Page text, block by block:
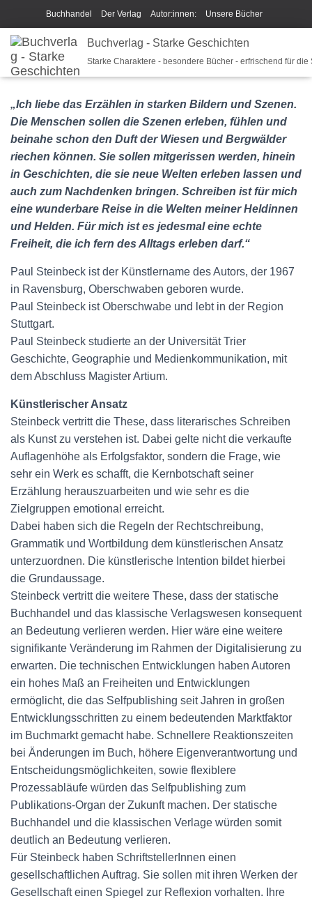
Buchhandel Der Verlag Autor:innen: Unsere Bücher
Ich beschreibe Dir mein Buch Shop Team News
Unsere Philosophie
Widerrufsrecht und Rückgaberecht Termine u Veranstaltungen
Sparkys Fan-Shop Schreib Beethoven!
Buchverlag - Starke Geschichten
Starke Charaktere - besondere Bücher - erfrischend für die
Paul Steinbeck
„Ich liebe das Erzählen in starken Bildern und Szenen.
Die Menschen sollen die Szenen erleben, fühlen und
beinahe schon den Duft der Wiesen und Bergwälder
riechen können. Sie sollen mitgerissen werden, hinein
in Geschichten, die sie neue Welten erleben lassen und
auch zum Nachdenken bringen. Schreiben ist für mich
eine wunderbare Reise in die Welten meiner Heldinnen
und Helden. Für mich ist es jedesmal eine echte
Freiheit, die ich fern des Alltags erleben darf.“
Paul Steinbeck ist der Künstlername des Autors, der 1967
in Ravensburg, Oberschwaben geboren wurde.
Paul Steinbeck ist Oberschwabe und lebt in der Region
Stuttgart.
Paul Steinbeck studierte an der Universität Trier
Geschichte, Geographie und Medienkommunikation, mit
dem Abschluss Magister Artium.
Künstlerischer Ansatz
Steinbeck vertritt die These, dass literarisches Schreiben
als Kunst zu verstehen ist. Dabei gelte nicht die verkaufte
Auflagenhöhe als Erfolgsfaktor, sondern die Frage, wie
sehr ein Werk es schafft, die Kernbotschaft seiner
Erzählung herauszuarbeiten und wie sehr es die
Zielgruppen emotional erreicht.
Dabei haben sich die Regeln der Rechtschreibung,
Grammatik und Wortbildung dem künstlerischen Ansatz
unterzuordnen. Die künstlerische Intention bildet hierbei
die Grundaussage.
Steinbeck vertritt die weitere These, dass der statische
Buchhandel und das klassische Verlagswesen konsequent
an Bedeutung verlieren werden. Hier wäre eine weitere
signifikante Veränderung im Rahmen der Digitalisierung zu
erwarten. Die technischen Entwicklungen haben Autoren
ein hohes Maß an Freiheiten und Entwicklungen
ermöglicht, die das Selfpublishing seit Jahren in großen
Entwicklungsschritten zu einem bedeutenden Marktfaktor
im Buchmarkt gemacht habe. Schnellere Reaktionszeiten
bei Änderungen im Buch, höhere Eigenverantwortung und
Entscheidungsmöglichkeiten, sowie flexiblere
Prozessabläufe würden das Selfpublishing zum
Publikations-Organ der Zukunft machen. Der statische
Buchhandel und die klassischen Verlage würden somit
deutlich an Bedeutung verlieren.
Für Steinbeck haben SchriftstellerInnen einen
gesellschaftlichen Auftrag. Sie sollen mit ihren Werken der
Gesellschaft einen Spiegel zur Reflexion vorhalten. Ihre